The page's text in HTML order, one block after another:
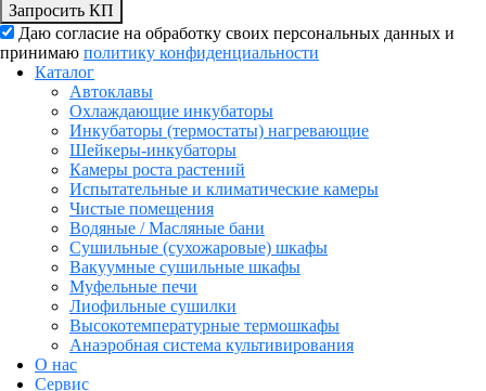
Запросить КП
Даю согласие на обработку своих персональных данных и
принимаю политику конфиденциальности
Каталог
Автоклавы
Охлаждающие инкубаторы
Инкубаторы (термостаты) нагревающие
Шейкеры-инкубаторы
Камеры роста растений
Испытательные и климатические камеры
Чистые помещения
Водяные / Масляные бани
Сушильные (сухожаровые) шкафы
Вакуумные сушильные шкафы
Муфельные печи
Лиофильные сушилки
Высокотемпературные термошкафы
Анаэробная система культивирования
О нас
Сервис